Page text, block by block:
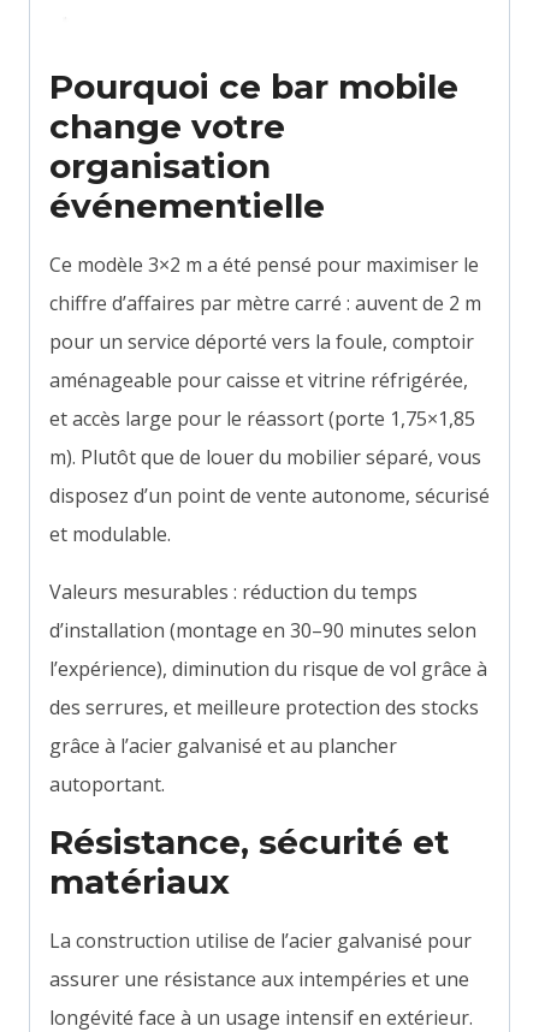
Pourquoi ce bar mobile
change votre
organisation
événementielle
Ce modèle 3×2 m a été pensé pour maximiser le
chiffre d’affaires par mètre carré : auvent de 2 m
pour un service déporté vers la foule, comptoir
aménageable pour caisse et vitrine réfrigérée,
et accès large pour le réassort (porte 1,75×1,85
m). Plutôt que de louer du mobilier séparé, vous
disposez d’un point de vente autonome, sécurisé
et modulable.
Valeurs mesurables : réduction du temps
d’installation (montage en 30–90 minutes selon
l’expérience), diminution du risque de vol grâce à
des serrures, et meilleure protection des stocks
grâce à l’acier galvanisé et au plancher
autoportant.
Résistance, sécurité et
matériaux
La construction utilise de l’acier galvanisé pour
assurer une résistance aux intempéries et une
longévité face à un usage intensif en extérieur.